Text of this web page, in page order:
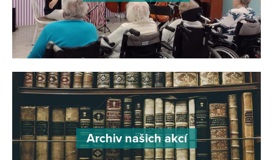
Archiv našich akcí